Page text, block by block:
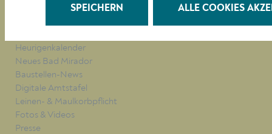
Heurigenkalender
Neues Bad Mirador
Baustellen-News
Digitale Amtstafel
Leinen- & Maulkorbpflicht
Fotos & Videos
Presse
SPEICHERN ALLE COOKIES